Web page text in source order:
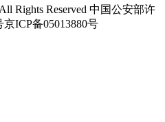
Rights Reserved 中国公安部许
ICP备05013880号